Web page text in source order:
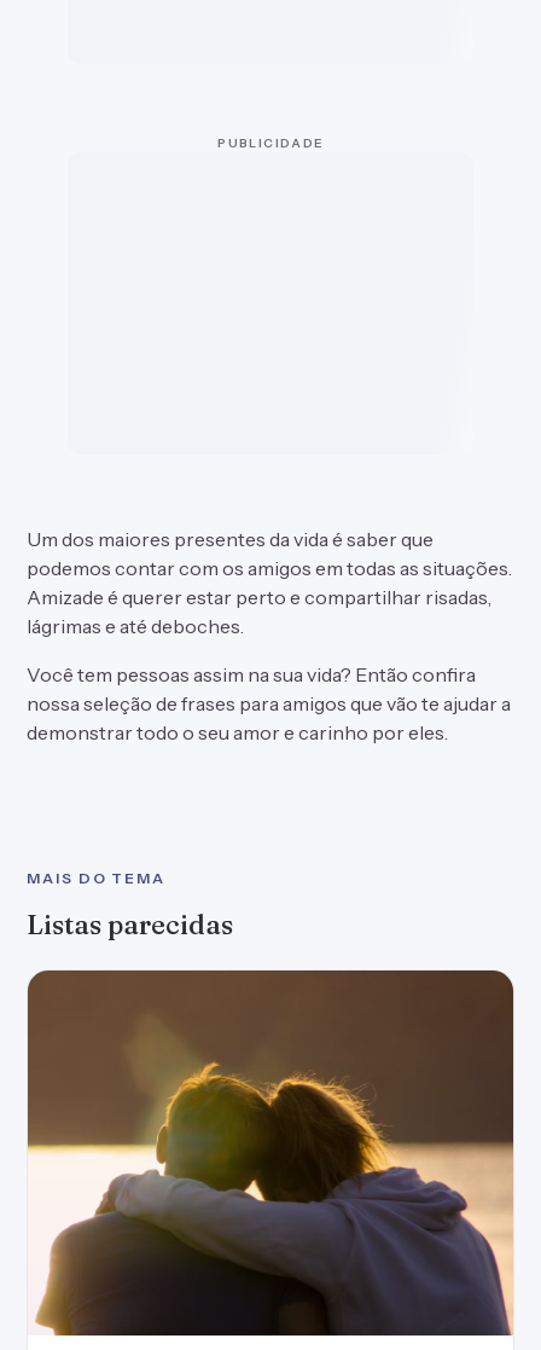
PUBLICIDADE
Um dos maiores presentes da vida é saber que
podemos contar com os amigos em todas as situações.
Amizade é querer estar perto e compartilhar risadas,
lágrimas e até deboches.
Você tem pessoas assim na sua vida? Então confira
nossa seleção de frases para amigos que vão te ajudar a
demonstrar todo o seu amor e carinho por eles.
MAIS DO TEMA
Listas parecidas